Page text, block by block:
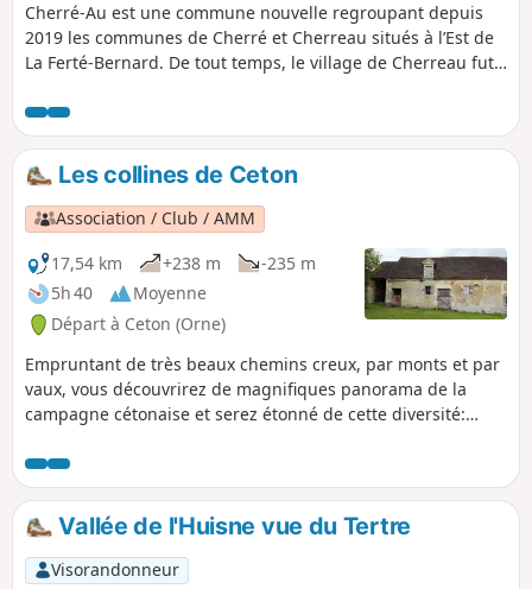
Cherré-Au est une commune nouvelle regroupant depuis
2019 les communes de Cherré et Cherreau situés à l’Est de
La Ferté-Bernard. De tout temps, le village de Cherreau fut
effet, au Moyen Âge, les seigneurs de La Ferté relèvent
l’Abbaye de la Pelice à la fin du XIIe siècle. Puis, au XIVe
siècle, le Domaine de la Plaisse est rattaché à celui de La
Ferté. Plus près de nous, lorsque la ville de La Ferté-Bernard
s’étend au XIXe siècle, elle empiète sur Cherreau dont elle
annexe en 1889 le faubourg du Gué-Faux et la Fosse
Fondue, bordant la route de Paris.
Les collines de Ceton
Association / Club / AMM
17,54 km
+238 m
-235 m
5h 40
Moyenne
Départ à Ceton (Orne)
Empruntant de très beaux chemins creux, par monts et par
vaux, vous découvrirez de magnifiques panorama de la
campagne cétonaise et serez étonné de cette diversité:
Vallée de l'Huisne vue du Tertre
Visorandonneur